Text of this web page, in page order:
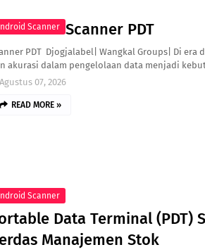
Scanner Scanner PDT
PDT Djogjalabel| Wangkal Groups| Di era
akurasi dalam pengelolaan data menjadi
Agustus 07, 2026
READ MORE »
Scanner
Data Terminal (PDT)
Manajemen Stok